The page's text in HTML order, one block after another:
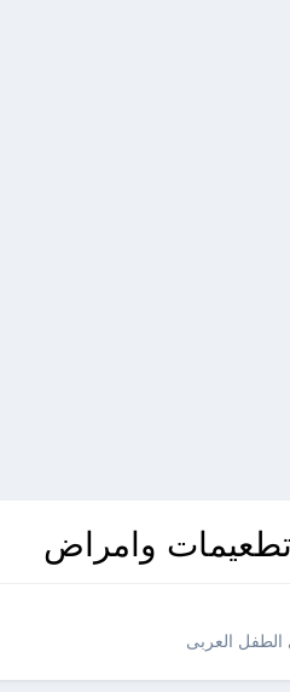
وامراض
الطفل العربى